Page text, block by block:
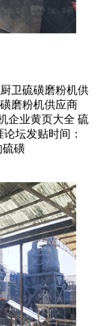
卫硫磺磨粉机供
磨粉机供应商
企业黄页大全 硫
坛发贴时间：
硫磺